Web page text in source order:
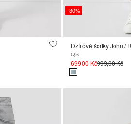
-30%
Džínové šortky John /
QS
699,00 Kč999,00 Kč